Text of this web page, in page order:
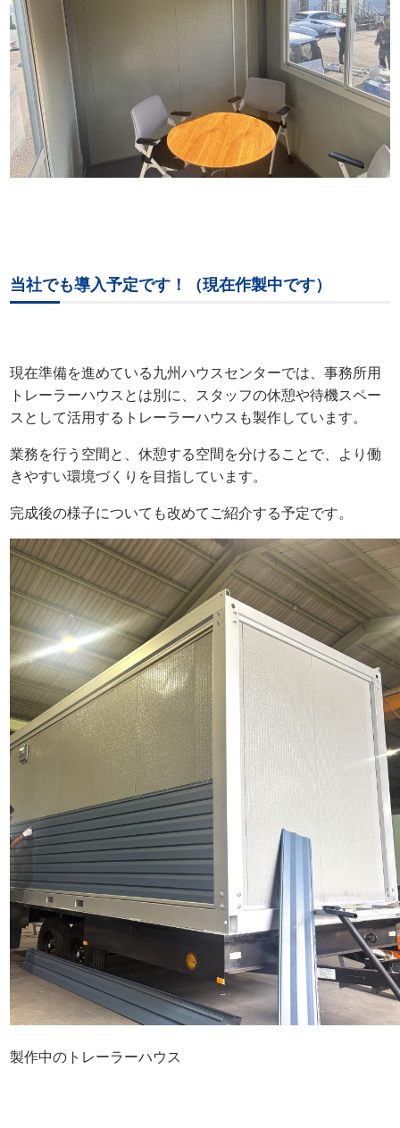
当社でも導入予定です！（現在作製中です）
現在準備を進めている九州ハウスセンターでは、事務所用
トレーラーハウスとは別に、スタッフの休憩や待機スペー
スとして活用するトレーラーハウスも製作しています。
業務を行う空間と、休憩する空間を分けることで、より働
きやすい環境づくりを目指しています。
完成後の様子についても改めてご紹介する予定です。
製作中のトレーラーハウス